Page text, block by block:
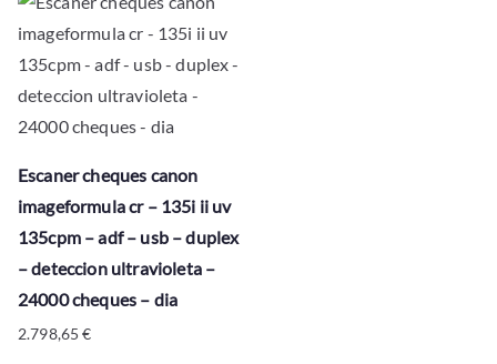
Escaner cheques canon
imageformula cr – 135i ii uv
135cpm – adf – usb – duplex
– deteccion ultravioleta –
24000 cheques – dia
2.798,65€